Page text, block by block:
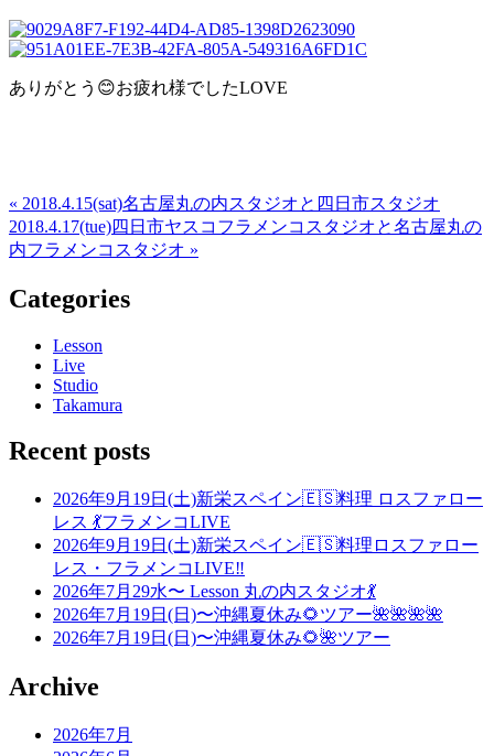
ありがとう😊お疲れ様でしたLOVE
« 2018.4.15(sat)名古屋丸の内スタジオと四日市スタジオ
2018.4.17(tue)四日市ヤスコフラメンコスタジオと名古屋丸の
内フラメンコスタジオ »
Categories
Lesson
Live
Studio
Takamura
Recent posts
2026年9月19日(土)新栄スペイン🇪🇸料理 ロスファロー
レス 💃フラメンコLIVE
2026年9月19日(土)新栄スペイン🇪🇸料理ロスファロー
レス・フラメンコLIVE‼️
2026年7月29水〜 Lesson 丸の内スタジオ💃
2026年7月19日(日)〜沖縄夏休み🌻ツアー🌺🌺🌺🌺
2026年7月19日(日)〜沖縄夏休み🌻🌺ツアー
Archive
2026年7月